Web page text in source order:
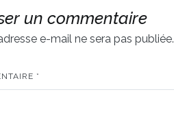
un commentaire
e-mail ne sera pas publiée.
*